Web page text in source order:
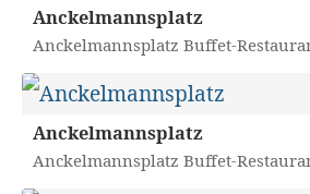
Anckelmannsplatz
Anckelmannsplatz Buffet-
Anckelmannsplatz
Anckelmannsplatz Buffet-